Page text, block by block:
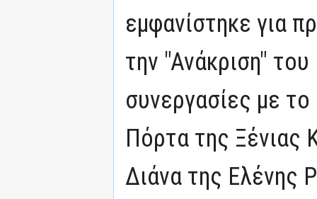
εμφανίστηκε για
την "Ανάκριση"
συνεργασίες με
Πόρτα της Ξένιας
Διάνα της Ελένης